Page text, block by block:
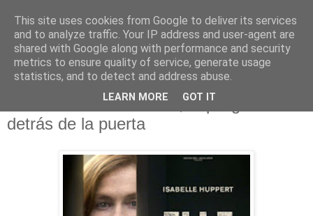
Elle de Paul Verhoeven, el peligro está
detrás de la puerta
This site uses cookies from Google to deliver its services
and to analyze traffic. Your IP address and user-agent are
shared with Google along with performance and security
metrics to ensure quality of service, generate usage
statistics, and to detect and address abuse.
LEARN MORE GOT IT